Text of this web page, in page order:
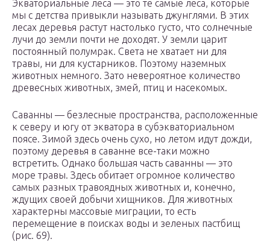
Экваториальные леса — это те самые леса, которые
мы с детства привыкли называть джунглями. В этих
лесах деревья растут настолько густо, что солнечные
лучи до земли почти не доходят. У земли царит
постоянный полумрак. Света не хватает ни для
травы, ни для кустарников. Поэтому наземных
животных немного. Зато невероятное количество
древесных животных, змей, птиц и насекомых.
Саванны — безлесные пространства, расположенные
к северу и югу от экватора в субэкваториальном
поясе. Зимой здесь очень сухо, но летом идут дожди,
поэтому деревья в саванне все-таки можно
встретить. Однако большая часть саванны — это
море травы. Здесь обитает огромное количество
самых разных травоядных животных и, конечно,
ждущих своей добычи хищников. Для животных
характерны массовые миграции, то есть
перемещение в поисках воды и зеленых пастбищ
(рис. 69).